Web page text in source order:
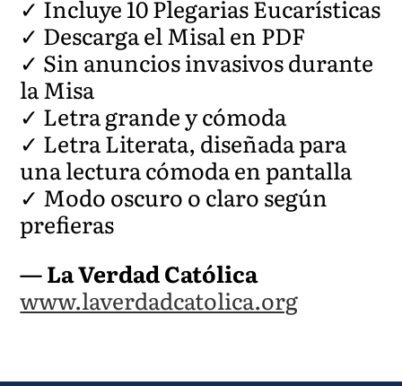
✓ Incluye 10 Plegarias Eucarísticas
✓ Descarga el Misal en PDF
✓ Sin anuncios invasivos durante
la Misa
✓ Letra grande y cómoda
✓ Letra Literata, diseñada para
una lectura cómoda en pantalla
✓ Modo oscuro o claro según
prefieras
— La Verdad Católica
www.laverdadcatolica.org